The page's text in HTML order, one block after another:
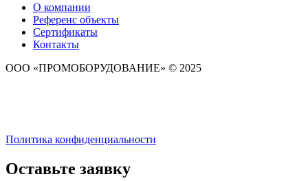
О компании
Референс объекты
Сертификаты
Контакты
ООО «ПРОМОБОРУДОВАНИЕ» © 2025
Политика конфиденциальности
Оставьте заявку